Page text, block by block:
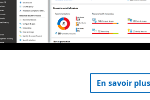
En savoir